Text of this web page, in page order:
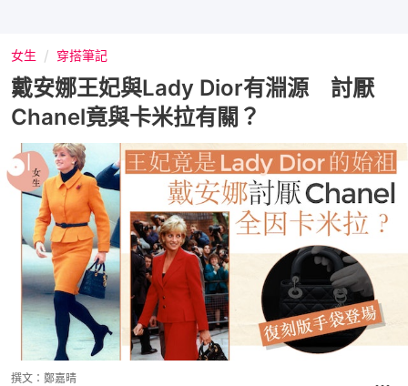
女生 穿搭筆記
戴安娜王妃與Lady Dior有淵源 討厭
Chanel竟與卡米拉有關？
撰文： 鄭嘉晴